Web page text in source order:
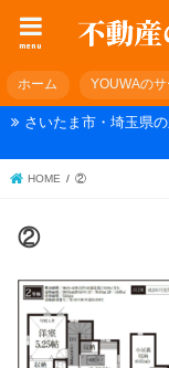
menu
ホーム YOUWAのサ
さいたま市・埼玉県
HOME ②
②